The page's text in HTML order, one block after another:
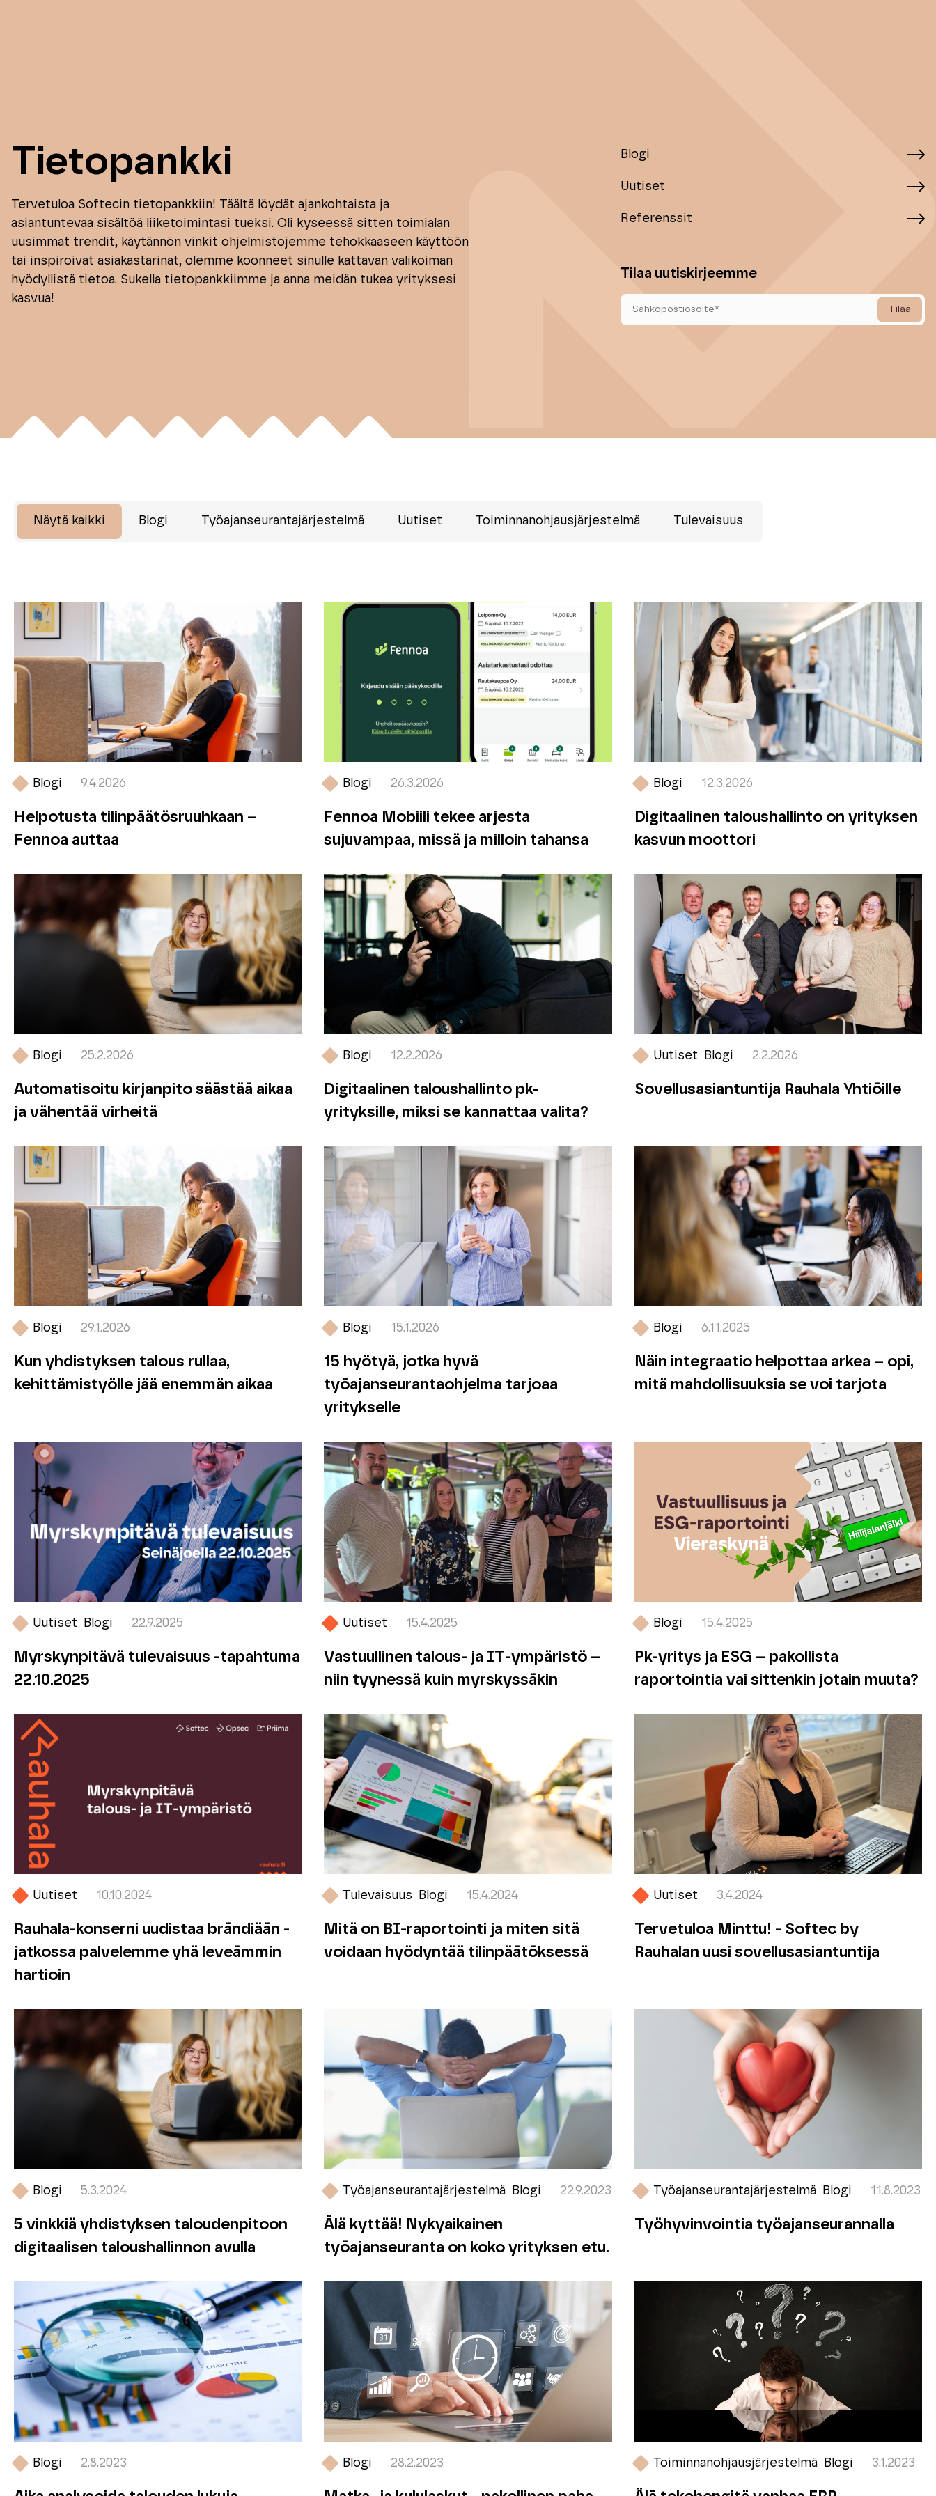
Tietopankki
Tervetuloa Softecin tietopankkiin! Täältä löydät ajankohtaista ja
asiantuntevaa sisältöä liiketoimintasi tueksi. Oli kyseessä sitten toimialan
uusimmat trendit, käytännön vinkit ohjelmistojemme tehokkaaseen käyttöön
tai inspiroivat asiakastarinat, olemme koonneet sinulle kattavan valikoiman
hyödyllistä tietoa. Sukella tietopankkiimme ja anna meidän tukea yrityksesi
kasvua!
Blogi
Uutiset
Referenssit
Tilaa uutiskirjeemme
Näytä kaikki Blogi Työajanseurantajärjestelmä Uutiset Toiminnanohjausjärjestelmä Tulevaisuus
Blogi 9.4.2026
Helpotusta tilinpäätösruuhkaan –
Fennoa auttaa
Blogi 26.3.2026
Fennoa Mobiili tekee arjesta
sujuvampaa, missä ja milloin tahansa
Blogi 12.3.2026
Digitaalinen taloushallinto on yrityksen
kasvun moottori
Blogi 25.2.2026
Automatisoitu kirjanpito säästää aikaa
ja vähentää virheitä
Blogi 12.2.2026
Digitaalinen taloushallinto pk-
yrityksille, miksi se kannattaa valita?
Uutiset Blogi 2.2.2026
Sovellusasiantuntija Rauhala Yhtiöille
Blogi 29.1.2026
Kun yhdistyksen talous rullaa,
kehittämistyölle jää enemmän aikaa
Blogi 15.1.2026
15 hyötyä, jotka hyvä
työajanseurantaohjelma tarjoaa
yritykselle
Blogi 6.11.2025
Näin integraatio helpottaa arkea – opi,
mitä mahdollisuuksia se voi tarjota
Uutiset Blogi 22.9.2025
Myrskynpitävä tulevaisuus -tapahtuma
22.10.2025
Uutiset 15.4.2025
Vastuullinen talous- ja IT-ympäristö –
niin tyynessä kuin myrskyssäkin
Blogi 15.4.2025
Pk-yritys ja ESG – pakollista
raportointia vai sittenkin jotain muuta?
Uutiset 10.10.2024
Rauhala-konserni uudistaa brändiään -
jatkossa palvelemme yhä leveämmin
hartioin
Tulevaisuus Blogi 15.4.2024
Mitä on BI-raportointi ja miten sitä
voidaan hyödyntää tilinpäätöksessä
Uutiset 3.4.2024
Tervetuloa Minttu! - Softec by
Rauhalan uusi sovellusasiantuntija
Blogi 5.3.2024
5 vinkkiä yhdistyksen taloudenpitoon
digitaalisen taloushallinnon avulla
Työajanseurantajärjestelmä Blogi 22.9.2023
Älä kyttää! Nykyaikainen
työajanseuranta on koko yrityksen etu.
Työajanseurantajärjestelmä Blogi 11.8.2023
Työhyvinvointia työajanseurannalla
Blogi 2.8.2023 Blogi 28.2.2023 Toiminnanohjausjärjestelmä Blogi 3.1.2023